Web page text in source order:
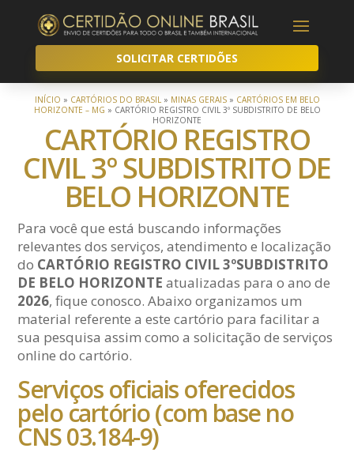
SOLICITAR CERTIDÕES
INÍCIO » CARTÓRIOS DO BRASIL» MINAS GERAIS» CARTÓRIOS EM BELO
HORIZONTE – MG » CARTÓRIO REGISTRO CIVIL 3º SUBDISTRITO DE BELO
HORIZONTE
CARTÓRIO REGISTRO
CIVIL 3º SUBDISTRITO DE
BELO HORIZONTE
Para você que está buscando informações
relevantes dos serviços, atendimento e localização
do CARTÓRIO REGISTRO CIVIL 3ºSUBDISTRITO
DE BELO HORIZONTE atualizadas para o ano de
2026, fique conosco. Abaixo organizamos um
material referente a este cartório para facilitar a
sua pesquisa assim como a solicitação de serviços
online do cartório.
Serviços oficiais oferecidos
pelo cartório (com base no
CNS 03.184-9)